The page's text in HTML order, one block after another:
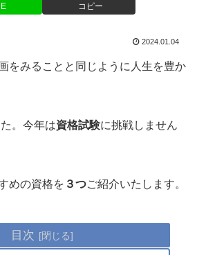
コピー
2024.01.04
をみることと同じように人生を豊か
。今年は資格試験に挑戦しません
めの資格を ３つご紹介いたします。
目次